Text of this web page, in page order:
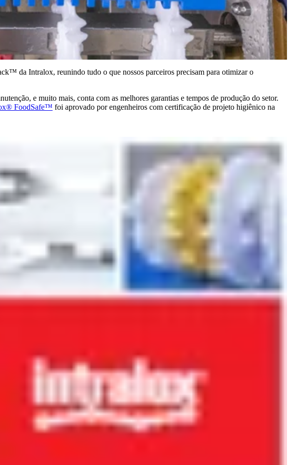
da Intralox, reunindo tudo o que nossos parceiros precisam para otimizar o
e muito mais, conta com as melhores garantias e tempos de produção do setor.
FoodSafe™ foi aprovado por engenheiros com certificação de projeto higiênico na